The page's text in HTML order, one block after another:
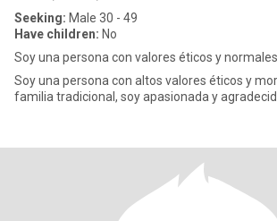
Seeking: Male 30 - 49
Have children: No
Soy una persona con valores éticos y normales
Soy una persona con altos valores éticos y
familia tradicional, soy apasionada y